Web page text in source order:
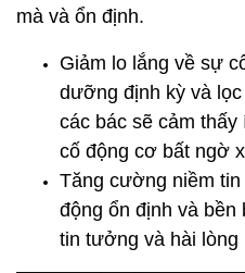
mà và ổn định.
Giảm lo lắng về sự
dưỡng định kỳ và
các bác sẽ cảm
cố động cơ bất ngờ
Tăng cường niềm
động ổn định và bền
tin tưởng và hài lòng